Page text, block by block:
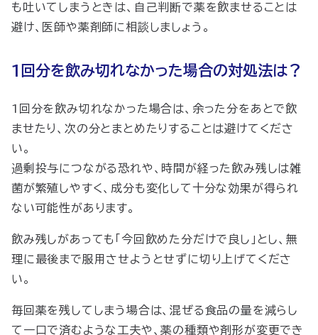
も吐いてしまうときは、自己判断で薬を飲ませることは
避け、医師や薬剤師に相談しましょう。
1回分を飲み切れなかった場合の対処法は？
1回分を飲み切れなかった場合は、余った分をあとで飲
ませたり、次の分とまとめたりすることは避けてくださ
い。
過剰投与につながる恐れや、時間が経った飲み残しは雑
菌が繁殖しやすく、成分も変化して十分な効果が得られ
ない可能性があります。
飲み残しがあっても「今回飲めた分だけで良し」とし、無
理に最後まで服用させようとせずに切り上げてくださ
い。
毎回薬を残してしまう場合は、混ぜる食品の量を減らし
て一口で済むような工夫や、薬の種類や剤形が変更でき